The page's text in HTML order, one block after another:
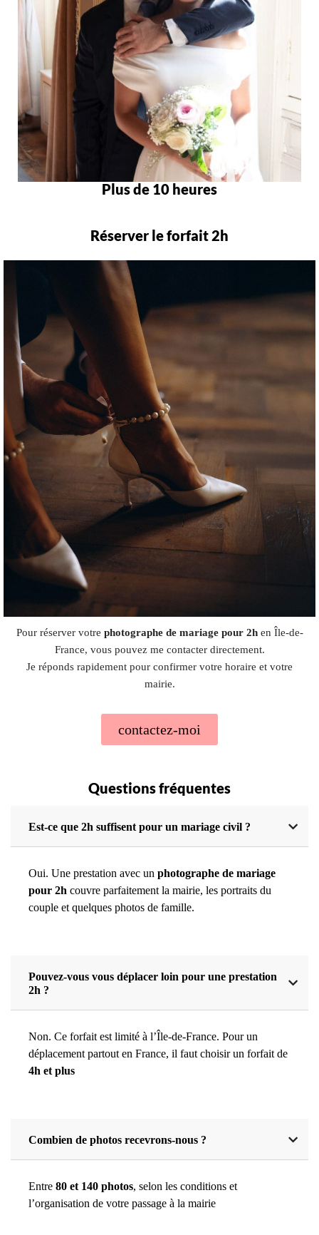
Plus de 10 heures
Réserver le forfait 2h
Pour réserver votre photographe de mariage pour 2hen Île-de-
France, vous pouvez me contacter directement.
Je réponds rapidement pour confirmer votre horaire et votre
mairie.
contactez-moi
Questions fréquentes
Est-ce que 2h suffisent pour un mariage civil ?
Oui. Une prestation avec un photographe de mariage
pour 2h couvre parfaitement la mairie, les portraits du
couple et quelques photos de famille.
Pouvez-vous vous déplacer loin pour une prestation
2h ?
Non. Ce forfait est limité à l’Île-de-France. Pour un
déplacement partout en France, il faut choisir un forfait de
4h et plus
Combien de photos recevrons-nous ?
Entre 80 et 140 photos, selon les conditions et
l’organisation de votre passage à la mairie